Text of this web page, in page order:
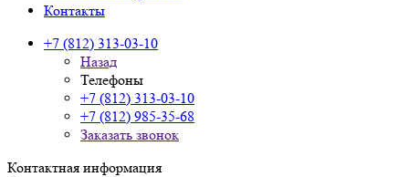
Контакты
+7 (812) 313-03-10
Назад
Телефоны
+7 (812) 313-03-10
+7 (812) 985-35-68
Заказать звонок
Контактная информация